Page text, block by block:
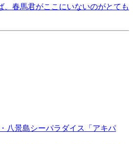
、春馬君がここにいないのがとても
・八景島シーパラダイス「アキパ